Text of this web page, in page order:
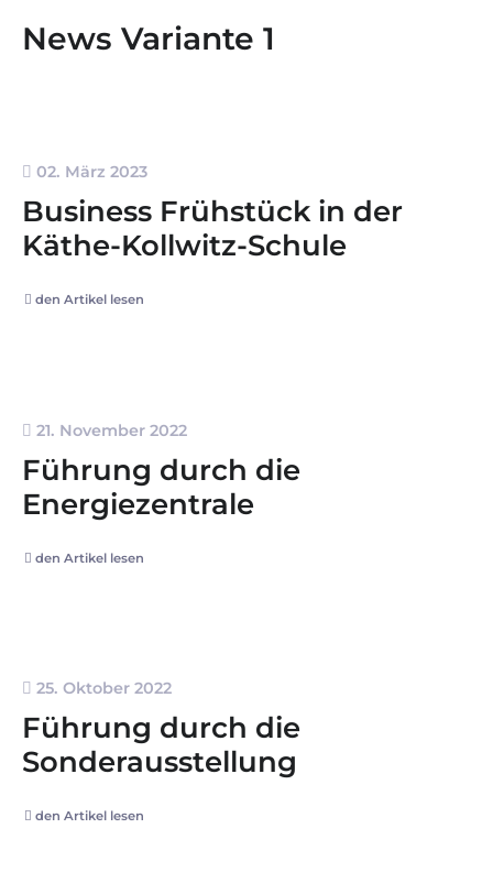
News Variante 1
02. März 2023
Business Frühstück in der
Käthe-Kollwitz-Schule
den Artikel lesen
21. November 2022
Führung durch die
Energiezentrale
den Artikel lesen
25. Oktober 2022
Führung durch die
Sonderausstellung
den Artikel lesen